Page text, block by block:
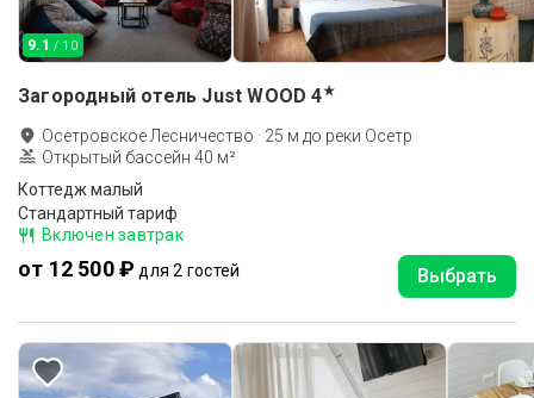
9.1 / 10
Загородный отель Just WOOD 4★
Осетровское Лесничество · 25 м до реки Осетр
Открытый бассейн 40 м²
Коттедж малый
Стандартный тариф
Включен завтрак
от 12 500 ₽ для 2 гостей Выбрать